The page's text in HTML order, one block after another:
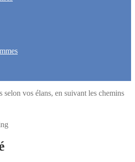
selon vos élans, en suivant les chemins